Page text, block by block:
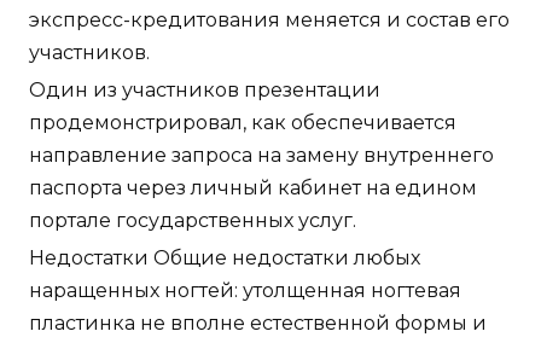
экспресс-кредитования меняется и состав его
участников.
Один из участников презентации
продемонстрировал, как обеспечивается
направление запроса на замену внутреннего
паспорта через личный кабинет на едином
портале государственных услуг.
Недостатки Общие недостатки любых
наращенных ногтей: утолщенная ногтевая
пластинка не вполне естественной формы и